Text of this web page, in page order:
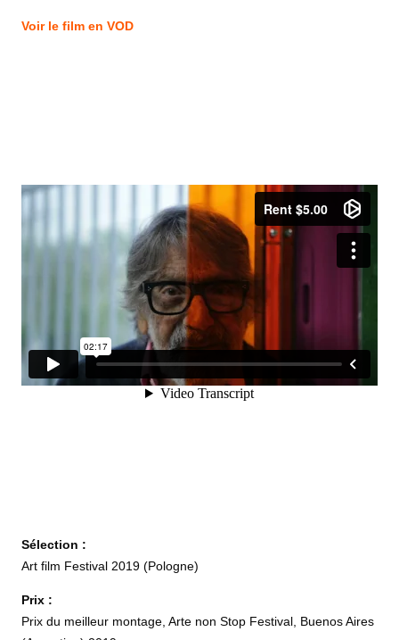
Voir le film en VOD
Sélection :
Art film Festival 2019 (Pologne)
Prix :
Prix du meilleur montage, Arte non Stop Festival, Buenos Aires